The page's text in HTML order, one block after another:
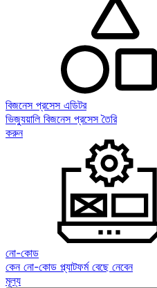
বিজনেস প্রসেস এডিটর
ভিজ্যুয়ালি বিজনেস প্রসেস তৈরি
করুন
নো-কোড
কেন নো-কোড প্ল্যাটফর্ম বেছে নেবেন
মূল্য